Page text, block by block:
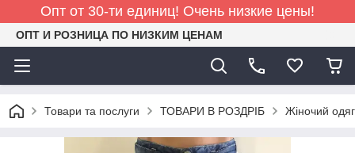
Опт от 30-ти единиц! Очень низкие цены!
ОПТ И РОЗНИЦА ПО НИЗКИМ ЦЕНАМ
Товари та послуги ТОВАРИ В РОЗДРІБ Жіночий одяг